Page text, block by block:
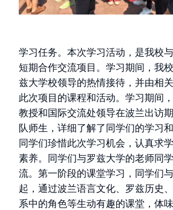
学习任务。本次学习活动，是我校
短期合作交流项目。学习期间，我
兹大学校领导的热情接待，并由相
此次项目的课程和活动。学习期间
教授和国际交流处领导在波兰出访
队师生，详细了解了同学们的学习
同学们珍惜此次学习机会，认真求
素养。同学们与罗兹大学的老师同
流。第一阶段的课堂学习，同学们
起，通过波兰语言文化、罗兹历史
系中的角色等生动有趣的课堂，体